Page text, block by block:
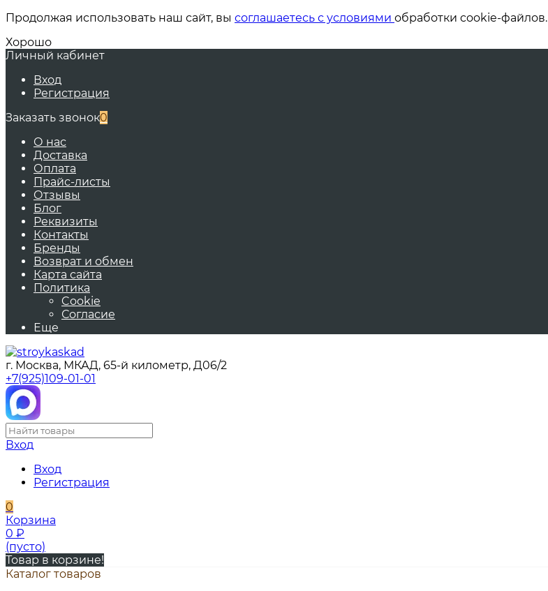
Продолжая использовать наш сайт, вы соглашаетесь с условиями обработки cookie-файлов.
Хорошо
Личный кабинет
Вход
Регистрация
Заказать звонок0
О нас
Доставка
Оплата
Прайс-листы
Отзывы
Блог
Реквизиты
Контакты
Бренды
Возврат и обмен
Карта сайта
Политика
Cookie
Согласие
Еще
г. Москва, МКАД, 65-й километр, Д06/2
+7(925)109-01-01
Вход
Вход
Регистрация
0
Корзина
0 ₽
(пусто)
Товар в корзине!
Каталог товаров